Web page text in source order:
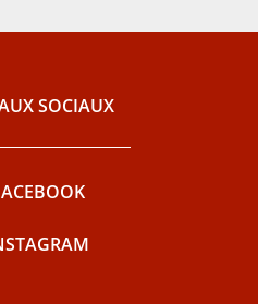
SOCIAUX